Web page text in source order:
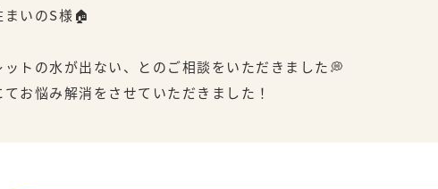
いのS様🏠
トの水が出ない、とのご相談をいただきました💭
お悩み解消をさせていただきました！